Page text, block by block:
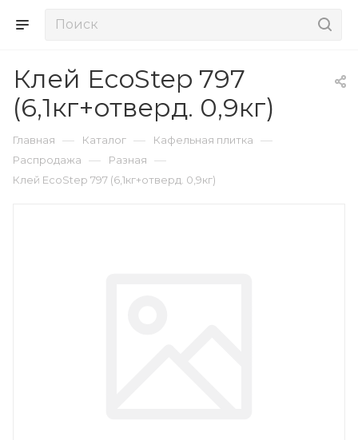
Клей EcoStep 797
(6,1кг+отверд. 0,9кг)
Главная — Каталог — Кафельная плитка —
Распродажа — Разная —
Клей EcoStep 797 (6,1кг+отверд. 0,9кг)